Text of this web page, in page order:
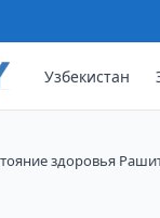
Узбекистан
здоровья